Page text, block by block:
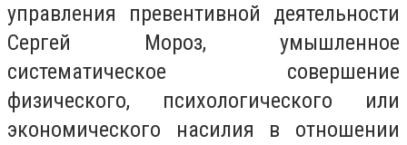
управления превентивной деятельности
Сергей Мороз, умышленное
систематическое совершение
физического, психологического или
экономического насилия в отношении